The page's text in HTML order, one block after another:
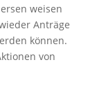
weisen
Anträge
können.
von